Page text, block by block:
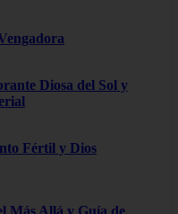
Diosa del Sol y
Fértil y Dios